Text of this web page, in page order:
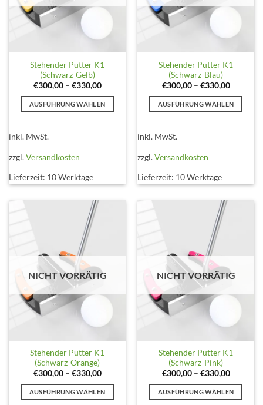
Stehender Putter K1
(Schwarz-Gelb)
€300,00– €330,00
AUSFÜHRUNG WÄHLEN
mehrere
auf.
Optionen
können
Produktseite
gewählt
werden
inkl. MwSt.
zzgl.Versandkosten
Lieferzeit: 10 Werktage
Stehender Putter K1
(Schwarz-Blau)
€300,00– €330,00
AUSFÜHRUNG WÄHLEN
mehrere
auf.
Optionen
können
Produktseite
gewählt
werden
inkl. MwSt.
zzgl.Versandkosten
Lieferzeit: 10 Werktage
NICHT VORRÄTIG
Stehender Putter K1
(Schwarz-Orange)
€300,00– €330,00
AUSFÜHRUNG WÄHLEN
NICHT VORRÄTIG
Stehender Putter K1
(Schwarz-Pink)
€300,00– €330,00
AUSFÜHRUNG WÄHLEN